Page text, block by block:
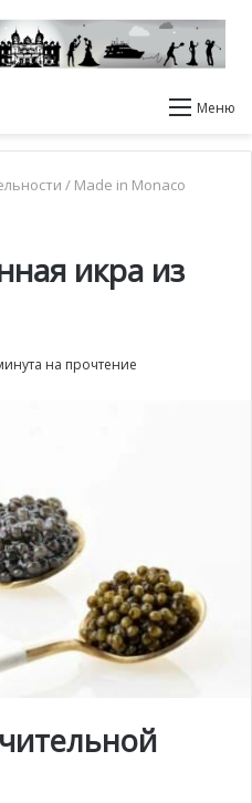
Меню
/ Made in Monaco
икра из
на прочтение